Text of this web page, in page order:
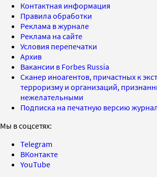
Контактная информация
Правила обработки
Реклама в журнале
Реклама на сайте
Условия перепечатки
Архив
Вакансии в Forbes Russia
Сканер иноагентов, причастных к
терроризму и организаций,
нежелательными
Подписка на печатную версию
Мы в соцсетях:
Telegram
ВКонтакте
YouTube